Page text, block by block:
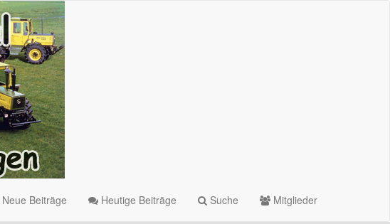
Neue Beiträge Heutige Beiträge Suche Mitglieder